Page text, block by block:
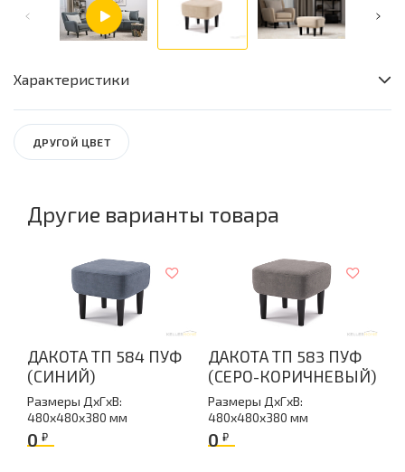
ДРУГОЙ ЦВЕТ
Характеристики
Гостиная / Спальня / Прихожая
Высота
Глубина
48
Производство
18 месяцев
Материал обивки
Велюр
Количество упаковок
Другие варианты товара
ДАКОТА ТП 584 ПУФ
(СИНИЙ)
Размеры ДxГxВ:
480x480x380 мм
0₽
ДАКОТА ТП 583 ПУФ
(СЕРО-КОРИЧНЕВЫЙ)
Размеры ДxГxВ:
480x480x380 мм
0₽